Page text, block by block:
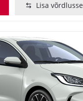
Lisa võrdlusse